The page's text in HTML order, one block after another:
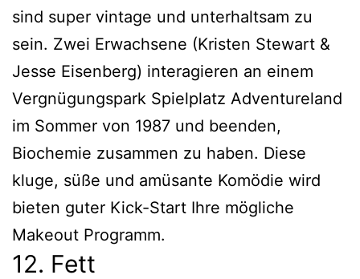
sind super vintage und unterhaltsam zu
sein. Zwei Erwachsene (Kristen Stewart &
Jesse Eisenberg) interagieren an einem
Vergnügungspark Spielplatz Adventureland
im Sommer von 1987 und beenden,
Biochemie zusammen zu haben. Diese
kluge, süße und amüsante Komödie wird
bieten guter Kick-Start Ihre mögliche
Makeout Programm.
12. Fett